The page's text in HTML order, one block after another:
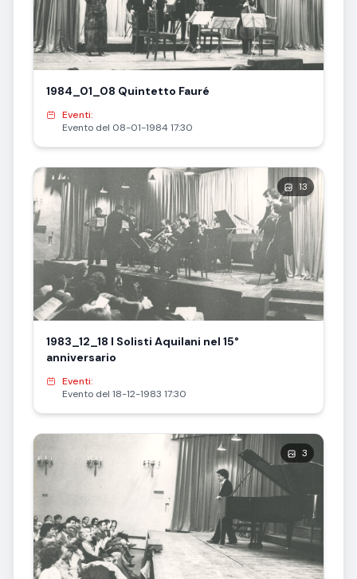
1984_01_08 Quintetto Fauré
Eventi:
Evento del 08-01-1984 17:30
13
1983_12_18 I Solisti Aquilani nel 15°
anniversario
Eventi:
Evento del 18-12-1983 17:30
3